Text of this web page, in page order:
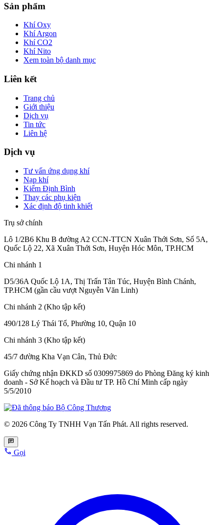
Sản phẩm
Khí Oxy
Khí Argon
Khí CO2
Khí Nito
Xem toàn bộ danh mục
Liên kết
Trang chủ
Giới thiệu
Dịch vụ
Tin tức
Liên hệ
Dịch vụ
Tư vấn ứng dụng khí
Nạp khí
Kiểm Định Bình
Thay các phụ kiện
Xác định độ tinh khiết
Trụ sở chính
Lô 1/2B6 Khu B đường A2 CCN-TTCN Xuân Thới Sơn, Số 5A,
Quốc Lộ 22, Xã Xuân Thới Sơn, Huyện Hóc Môn, TP.HCM
Chi nhánh 1
D5/36A Quốc Lộ 1A, Thị Trấn Tân Túc, Huyện Bình Chánh,
TP.HCM (gần cầu vượt Nguyễn Văn Linh)
Chi nhánh 2 (Kho tập kết)
490/128 Lý Thái Tổ, Phường 10, Quận 10
Chi nhánh 3 (Kho tập kết)
45/7 đường Kha Vạn Cân, Thủ Đức
Giấy chứng nhận ĐKKD số 0309975869 do Phòng Đăng ký kinh
doanh - Sở Kế hoạch và Đầu tư TP. Hồ Chí Minh cấp ngày
5/5/2010
© 2026 Công Ty TNHH Vạn Tấn Phát. All rights reserved.
Gọi